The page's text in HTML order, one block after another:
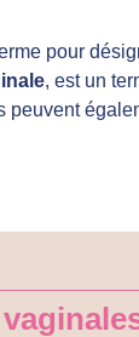
pour
, est un